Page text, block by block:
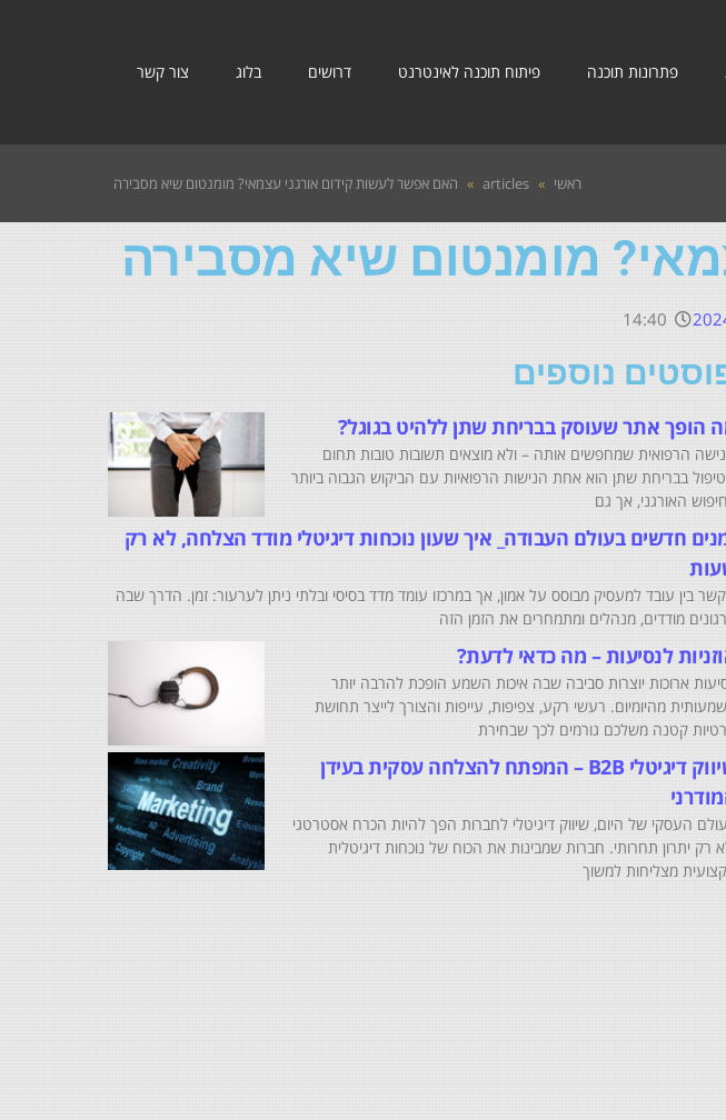
פתרונות תוכנה פיתוח תוכנה לאינטרנט דרושים בלוג צור קשר
ראשי »
articles
» האם אפשר לעשות קידום אורגני עצמאי? מומנטום שיא מסבירה
מומנטום שיא מסבירה
14:40
נוספים
הופך אתר שעוסק בבריחת שתן ללהיט בגוגל?
הרפואית שמחפשים אותה – ולא מוצאים תשובות טובות תחום
בבריחת שתן הוא אחת הנישות הרפואיות עם הביקוש הגבוה ביותר
האורגני, אך גם
חדשים בעולם העבודה_ איך שעון נוכחות דיגיטלי מודד הצלחה, לא רק
בין עובד למעסיק מבוסס על אמון, אך במרכזו עומד מדד בסיסי ובלתי ניתן לערעור: זמן. הדרך שבה
מודדים, מנהלים ומתמחרים את הזמן הזה
לנסיעות – מה כדאי לדעת?
ארוכות יוצרות סביבה שבה איכות השמע הופכת להרבה יותר
מהיומיום. רעשי רקע, צפיפות, עייפות והצורך לייצר תחושת
קטנה משלכם גורמים לכך שבחירת
שיווק דיגיטלי B2B – המפתח להצלחה עסקית בעידן
העסקי של היום, שיווק דיגיטלי לחברות הפך להיות הכרח אסטרטגי
רק יתרון תחרותי. חברות שמבינות את הכוח של נוכחות דיגיטלית
מצליחות למשוך